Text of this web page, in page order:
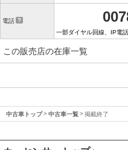
電話
一部ダイヤル回線、IP電
この販売店の在庫一覧
中古車トップ 中古車一覧 掲載終了